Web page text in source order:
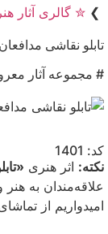
❯ ✮ گالری آثار
تابلو نقاشی مدافعان
# مجموعه آثار
کد: 1401
نکته: اثر هنری
علاقه‌مندان به
امیدواریم از